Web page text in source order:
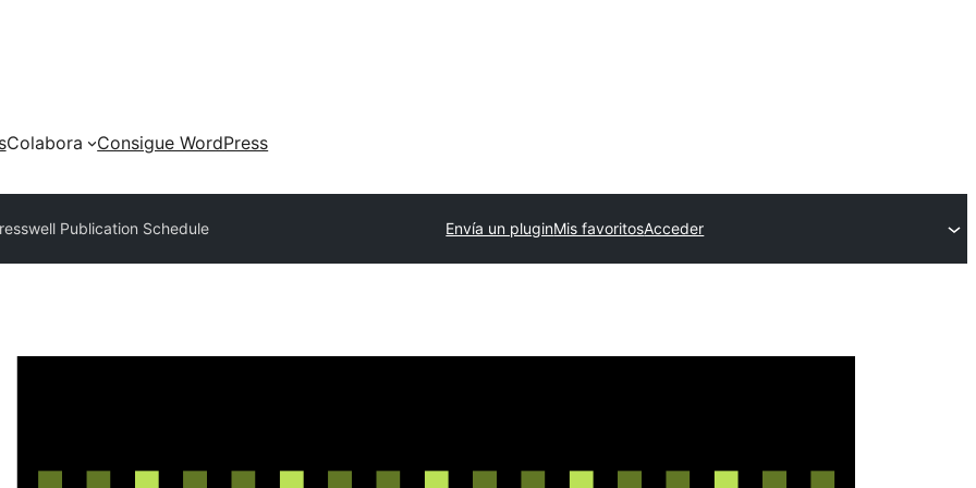
Colabora
Consigue WordPress
Publication Schedule Envía un pluginMis favoritosAcceder